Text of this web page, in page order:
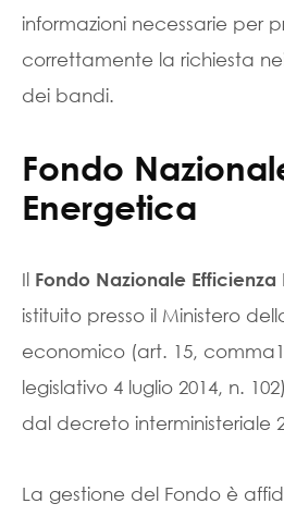
informazioni necessarie per
correttamente la richiesta
dei bandi.
Fondo
Energetica
Il Fondo Nazionale Efficienza
istituito presso il Ministero
economico (art. 15,
legislativo 4 luglio 2014, n.
dal decreto interministeriale
La gestione del Fondo è